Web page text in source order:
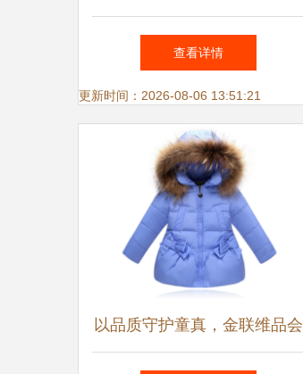
高清大图见证匠心品质
查看详情
更新时间：2026-08-06 13:51:21
以品质守护童真，金联维品会